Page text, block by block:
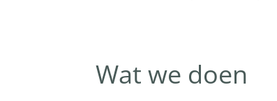
Wat we doen